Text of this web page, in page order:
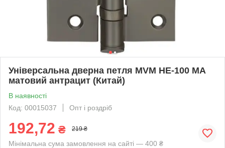
Універсальна дверна петля MVM HE-100 MA
матовий антрацит (Китай)
В наявності
Код: 00015037
Опт і роздріб
192,72 ₴ 219 ₴
Мінімальна сума замовлення на сайті — 400 ₴